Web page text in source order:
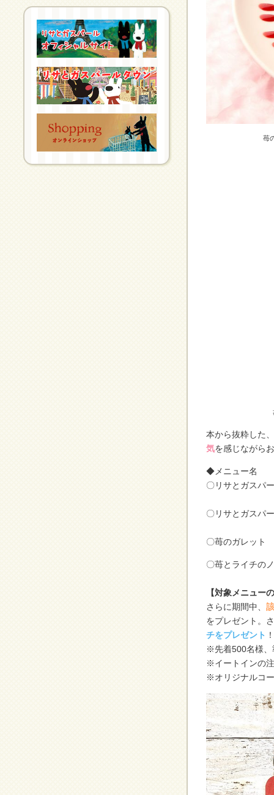
苺
本から抜粋した
気を感じながら
◆メニュー名
〇リサとガスパ
〇リサとガスパ
〇苺のガレット
〇苺とライチの
【対象メニュー
さらに期間中、
をプレゼント。
チをプレゼント ！
※先着500名様、
※イートインの
※オリジナルコ